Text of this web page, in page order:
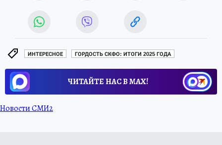
ИНТЕРЕСНОЕ ГОРДОСТЬ СКФО: ИТОГИ 2025 ГОДА
ЧИТАЙТЕ НАС В МАХ!
Новости СМИ2